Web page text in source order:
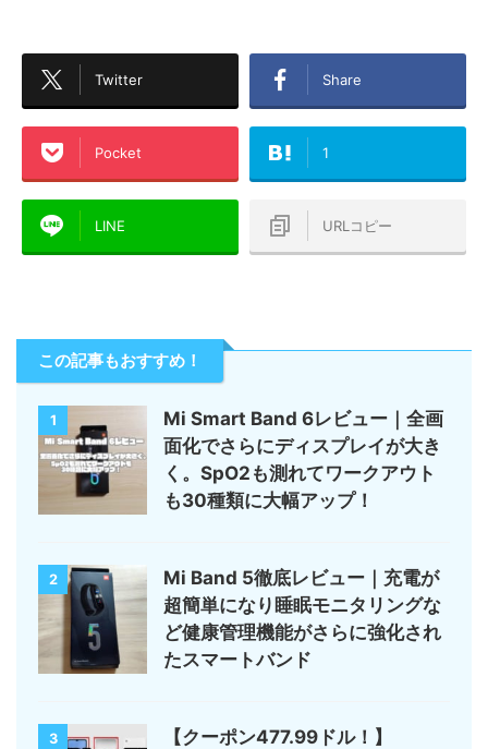
Twitter Share
Pocket 1
LINE URLコピー
この記事もおすすめ！
1
Mi Smart Band 6レビュー｜全画
面化でさらにディスプレイが大き
く。SpO2も測れてワークアウト
も30種類に大幅アップ！
2
Mi Band 5徹底レビュー｜充電が
超簡単になり睡眠モニタリングな
ど健康管理機能がさらに強化され
たスマートバンド
3
【クーポン477.99ドル！】